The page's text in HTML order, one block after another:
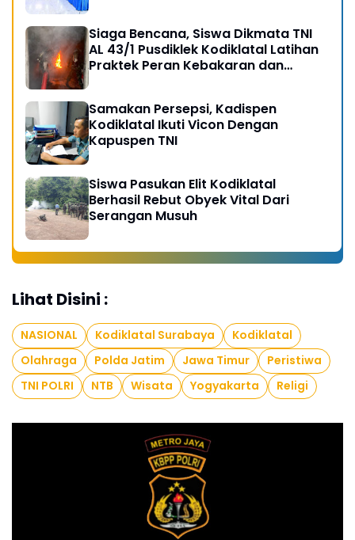
Siaga Bencana, Siswa Dikmata TNI
AL 43/1 Pusdiklek Kodiklatal Latihan
Praktek Peran Kebakaran dan
Samakan Persepsi, Kadispen
Kodiklatal Ikuti Vicon Dengan
Kapuspen TNI
Siswa Pasukan Elit Kodiklatal
Berhasil Rebut Obyek Vital Dari
Serangan Musuh
Lihat Disini :
NASIONAL Kodiklatal Surabaya
Kodiklatal
Olahraga
Polda Jatim Jawa Timur
Peristiwa
TNI POLRI
NTB Wisata Yogyakarta Religi